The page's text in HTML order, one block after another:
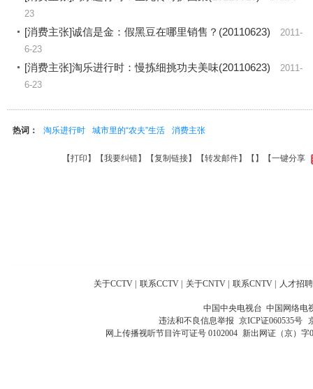
23
[消费主张]诚信是金：假黑豆在哪里销售？(20110623)
2011-
6-23
[消费主张]淘乐进行时：慢拣细挑功夫美味(20110623)
2011-
6-23
热词： 淘乐进行时 城市里的“农夫”生活 消费主张
【打印 】【我要纠错】【复制链接】【转发邮件】【 】 【一键分享
关于CCTV 联系CCTV 关于CNTV 联系CNTV 人才招聘
中国中央电视台 中国网络电
违法和不良信息举报 京ICP证060535号
网上传播视听节目许可证号 0102004 新出网证（京）